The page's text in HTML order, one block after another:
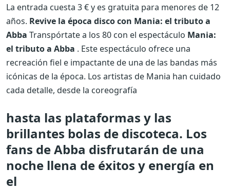
La entrada cuesta 3 € y es gratuita para menores de 12
años. Revive la época disco con Mania: el tributo a
Abba Transpórtate a los 80 con el espectáculo Mania:
el tributo a Abba . Este espectáculo ofrece una
recreación fiel e impactante de una de las bandas más
icónicas de la época. Los artistas de Mania han cuidado
cada detalle, desde la coreografía
hasta las plataformas y las
brillantes bolas de discoteca. Los
fans de Abba disfrutarán de una
noche llena de éxitos y energía en
el